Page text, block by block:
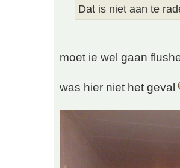
Dat is niet aan te
moet ie wel gaan
was hier niet het geval